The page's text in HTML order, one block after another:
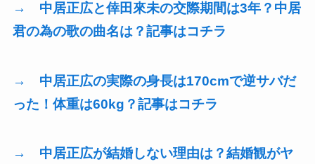
→ 中居正広と倖田來未の交際期間は3年？中居
君の為の歌の曲名は？記事はコチラ
→ 中居正広の実際の身長は170cmで逆サバだ
った！体重は60kg？記事はコチラ
→ 中居正広が結婚しない理由は？結婚観がヤ